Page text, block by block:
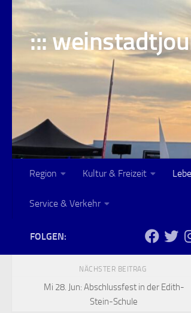
Skip to content
:::
Region Kultur & Freizeit
Service & Verkehr
FOLGEN:
NÄCHSTER BEITRAG
Mi 28. Jun: Abschlussfest in der Edith-
Stein-Schule